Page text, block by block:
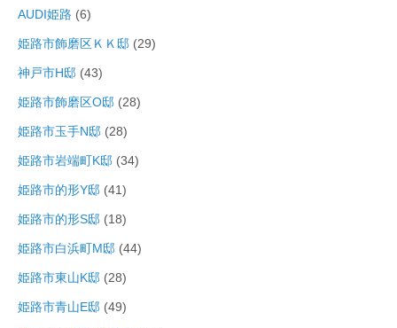
AUDI姫路 (6)
姫路市飾磨区ＫＫ邸 (29)
神戸市H邸 (43)
姫路市飾磨区O邸 (28)
姫路市玉手N邸 (28)
姫路市岩端町K邸 (34)
姫路市的形Y邸 (41)
姫路市的形S邸 (18)
姫路市白浜町M邸 (44)
姫路市東山K邸 (28)
姫路市青山E邸 (49)